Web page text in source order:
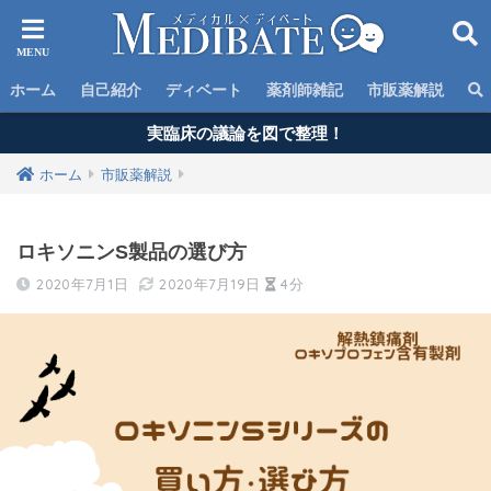
ホーム 自己紹介 ディベート 薬剤師雑記 市販薬解説
実臨床の議論を図で整理！
ホーム 市販薬解説
ロキソニンS製品の選び方
2020年7月1日 2020年7月19日 4分